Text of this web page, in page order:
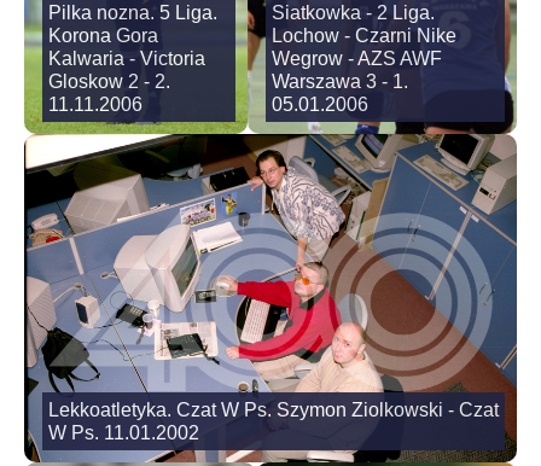
Pilka nozna. 5 Liga.
Korona Gora
Kalwaria - Victoria
Gloskow 2 - 2.
11.11.2006
Siatkowka - 2 Liga.
Lochow - Czarni Nike
Wegrow - AZS AWF
Warszawa 3 - 1.
05.01.2006
Lekkoatletyka. Czat W Ps. Szymon Ziolkowski - Czat
W Ps. 11.01.2002